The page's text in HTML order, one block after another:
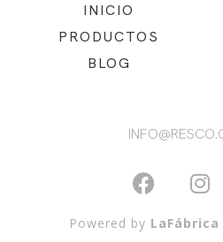
INICIO
PRODUCTOS
BLOG
Powered by LaFábrica